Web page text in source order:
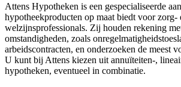
Attens Hypotheken is een gespecialiseerde
hypotheekproducten op maat biedt voor zorg-
welzijnsprofessionals. Zij houden rekening
omstandigheden, zoals
arbeidscontracten, en onderzoeken de meest
U kunt bij Attens kiezen uit annuïteiten-,
hypotheken, eventueel in combinatie.